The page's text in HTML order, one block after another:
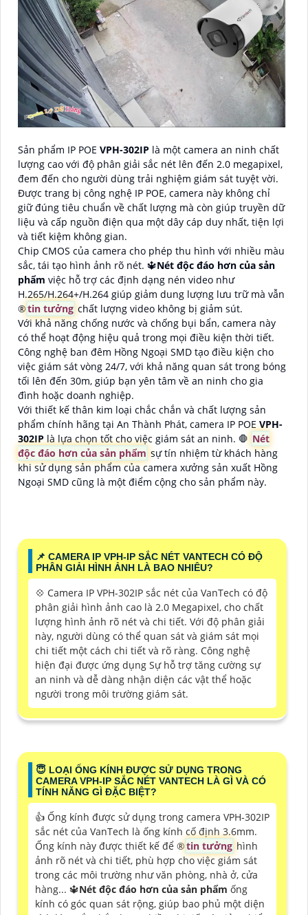
Sản phẩm IP POE VPH-302IP là một camera an ninh chất
lượng cao với độ phân giải sắc nét lên đến 2.0 megapixel,
đem đến cho người dùng trải nghiệm giám sát tuyệt vời.
Được trang bị công nghệ IP POE, camera này không chỉ
giữ đúng tiêu chuẩn về chất lượng mà còn giúp truyền dữ
liệu và cấp nguồn điện qua một dây cáp duy nhất, tiện lợi
và tiết kiệm không gian.
Chip CMOS của camera cho phép thu hình với nhiều màu
sắc, tái tạo hình ảnh rõ nét. 🔱Nét độc đáo hơn của sản
phẩm việc hỗ trợ các định dạng nén video như
H.265/H.264+/H.264 giúp giảm dung lượng lưu trữ mà vẫn
®️tin tưởng chất lượng video không bị giảm sút.
Với khả năng chống nước và chống bụi bẩn, camera này
có thể hoạt động hiệu quả trong mọi điều kiện thời tiết.
Công nghệ ban đêm Hồng Ngoại SMD tạo điều kiện cho
việc giám sát vòng 24/7, với khả năng quan sát trong bóng
tối lên đến 30m, giúp bạn yên tâm về an ninh cho gia
đình hoặc doanh nghiệp.
Với thiết kế thân kim loại chắc chắn và chất lượng sản
phẩm chính hãng tại An Thành Phát, camera IP POE VPH-
302IP là lựa chọn tốt cho việc giám sát an ninh. 🛑 Nét
độc đáo hơn của sản phẩm sự tín nhiệm từ khách hàng
khi sử dụng sản phẩm của camera xưởng sản xuất Hồng
Ngoại SMD cũng là một điểm cộng cho sản phẩm này.
📌 CAMERA IP VPH-IP SẮC NÉT VANTECH CÓ ĐỘ
PHÂN GIẢI HÌNH ẢNH LÀ BAO NHIÊU?
💠 Camera IP VPH-302IP sắc nét của VanTech có độ
phân giải hình ảnh cao là 2.0 Megapixel, cho chất
lượng hình ảnh rõ nét và chi tiết. Với độ phân giải
này, người dùng có thể quan sát và giám sát mọi
chi tiết một cách chi tiết và rõ ràng. Công nghệ
hiện đại được ứng dụng Sự hỗ trợ tăng cường sự
an ninh và dễ dàng nhận diện các vật thể hoặc
người trong môi trường giám sát.
😇 LOẠI ỐNG KÍNH ĐƯỢC SỬ DỤNG TRONG
CAMERA VPH-IP SẮC NÉT VANTECH LÀ GÌ VÀ CÓ
TÍNH NĂNG GÌ ĐẶC BIỆT?
👍 Ống kính được sử dụng trong camera VPH-302IP
sắc nét của VanTech là ống kính cố định 3.6mm.
Ống kính này được thiết kế để ®️tin tưởng hình
ảnh rõ nét và chi tiết, phù hợp cho việc giám sát
trong các môi trường như văn phòng, nhà ở, cửa
hàng... 🔱Nét độc đáo hơn của sản phẩm ống
kính có góc quan sát rộng, giúp bao phủ một diện